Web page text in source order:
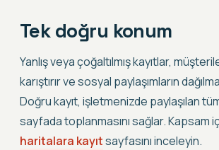
Tek doğru konum
Yanlış veya çoğaltılmış kayıtlar,
karıştırır ve sosyal paylaşımların
Doğru kayıt, işletmenizde paylaşılan
sayfada toplanmasını sağlar. Kapsam
haritalara kayıtsayfasını inceleyin.